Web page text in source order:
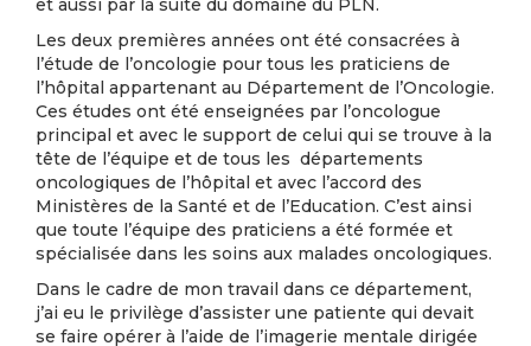
et aussi par la suite du domaine du PLN.
Les deux premières années ont été consacrées à
l’étude de l’oncologie pour tous les praticiens de
l’hôpital appartenant au Département de l’Oncologie.
Ces études ont été enseignées par l’oncologue
principal et avec le support de celui qui se trouve à la
tête de l’équipe et de tous les départements
oncologiques de l’hôpital et avec l’accord des
Ministères de la Santé et de l’Education. C’est ainsi
que toute l’équipe des praticiens a été formée et
spécialisée dans les soins aux malades oncologiques.
Dans le cadre de mon travail dans ce département,
j’ai eu le privilège d’assister une patiente qui devait
se faire opérer à l’aide de l’imagerie mentale dirigée